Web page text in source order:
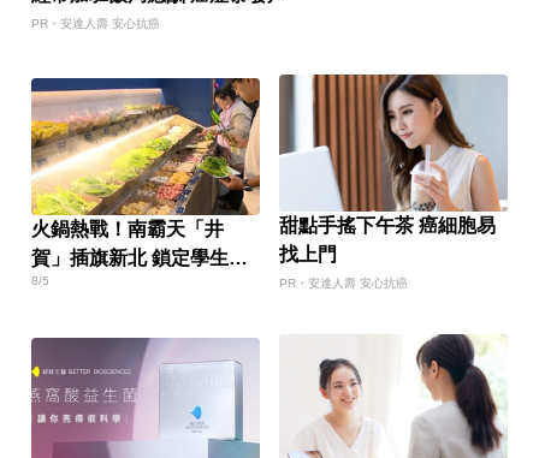
PR・安達人壽 安心抗癌
火鍋熱戰！南霸天「井
賀」插旗新北 鎖定學生族
群
8/5
甜點手搖下午茶 癌細胞易
找上門
PR・安達人壽 安心抗癌